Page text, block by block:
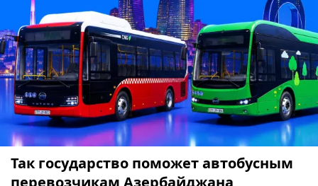
Так государство поможет автобусным
перевозчикам Азербайджана